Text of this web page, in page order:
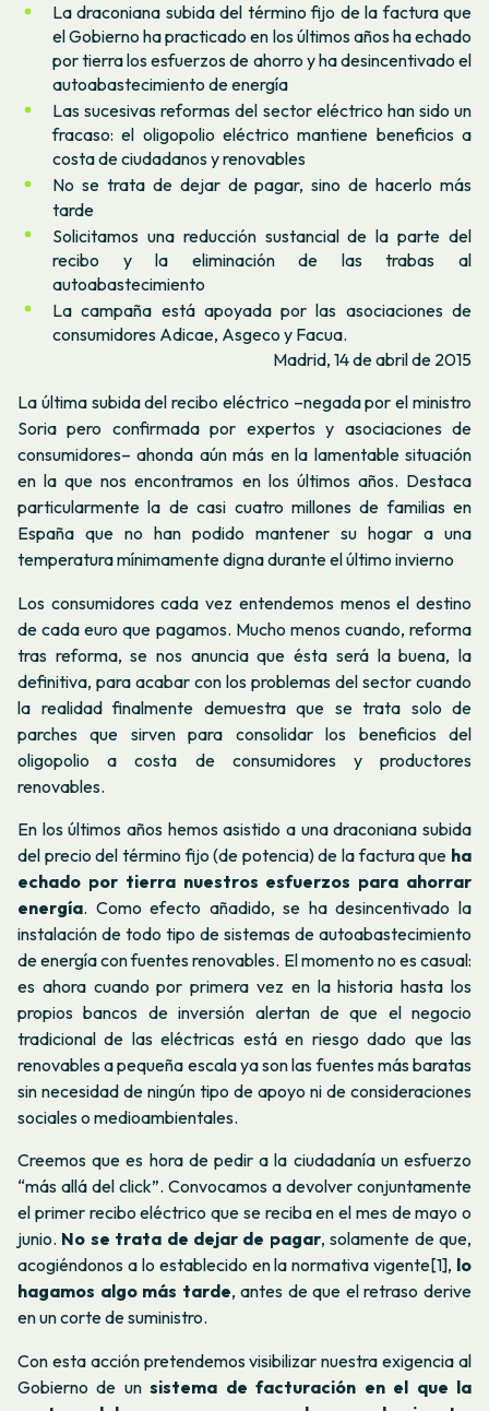
La draconiana subida del término fijo de la factura que
el Gobierno ha practicado en los últimos años ha echado
por tierra los esfuerzos de ahorro y ha desincentivado el
autoabastecimiento de energía
Las sucesivas reformas del sector eléctrico han sido un
fracaso: el oligopolio eléctrico mantiene beneficios a
costa de ciudadanos y renovables
No se trata de dejar de pagar, sino de hacerlo más
tarde
Solicitamos una reducción sustancial de la parte del
recibo y la eliminación de las trabas al
autoabastecimiento
La campaña está apoyada por las asociaciones de
consumidores Adicae, Asgeco y Facua.
Madrid, 14 de abril de 2015
La última subida del recibo eléctrico –negada por el ministro
Soria pero confirmada por expertos y asociaciones de
consumidores– ahonda aún más en la lamentable situación
en la que nos encontramos en los últimos años. Destaca
particularmente la de casi cuatro millones de familias en
España que no han podido mantener su hogar a una
temperatura mínimamente digna durante el último invierno
Los consumidores cada vez entendemos menos el destino
de cada euro que pagamos. Mucho menos cuando, reforma
tras reforma, se nos anuncia que ésta será la buena, la
definitiva, para acabar con los problemas del sector cuando
la realidad finalmente demuestra que se trata solo de
parches que sirven para consolidar los beneficios del
oligopolio a costa de consumidores y productores
renovables.
En los últimos años hemos asistido a una draconiana subida
del precio del término fijo (de potencia) de la factura que ha
echado por tierra nuestros esfuerzos para ahorrar
energía. Como efecto añadido, se ha desincentivado la
instalación de todo tipo de sistemas de autoabastecimiento
de energía con fuentes renovables. El momento no es casual:
es ahora cuando por primera vez en la historia hasta los
propios bancos de inversión alertan de que el negocio
tradicional de las eléctricas está en riesgo dado que las
renovables a pequeña escala ya son las fuentes más baratas
sin necesidad de ningún tipo de apoyo ni de consideraciones
sociales o medioambientales.
Creemos que es hora de pedir a la ciudadanía un esfuerzo
“más allá del click”. Convocamos a devolver conjuntamente
el primer recibo eléctrico que se reciba en el mes de mayo o
junio. No se trata de dejar de pagar, solamente de que,
acogiéndonos a lo establecido en la normativa vigente[1], lo
hagamos algo más tarde, antes de que el retraso derive
en un corte de suministro.
Con esta acción pretendemos visibilizar nuestra exigencia al
Gobierno de unsistema de facturación en el que la